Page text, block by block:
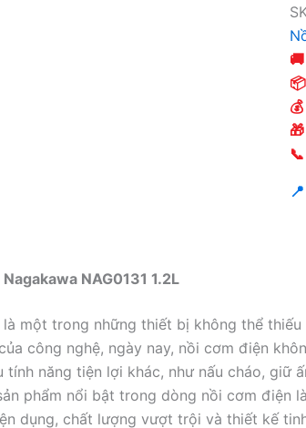
NAG0131 1.2L
một trong những thiết bị không thể
công nghệ, ngày nay, nồi cơm điện
tính năng tiện lợi khác, như nấu cháo, giữ
phẩm nổi bật trong dòng nồi cơm điện là
dụng, chất lượng vượt trội và thiết kế